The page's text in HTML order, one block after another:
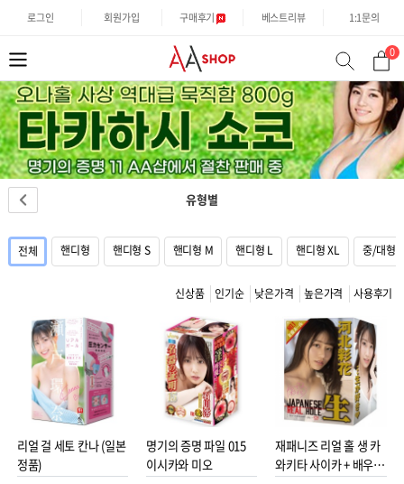
로그인 회원가입 구매후기 베스트리뷰 1:1문의
류
색
0
유형별
전체 핸디형 핸디형 S 핸디형 M 핸디형 L 핸디형 XL 중/대형
신상품 인기순 낮은가격 높은가격 사용후기
리얼 걸 세토 칸나 (일본
정품)
명기의 증명 파일 015
이시카와 미오
재패니즈 리얼 홀 생 카
와키타 사이카 + 배우